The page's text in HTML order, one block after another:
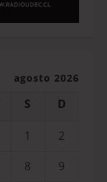
agosto 2026
S D
1
2
8
9